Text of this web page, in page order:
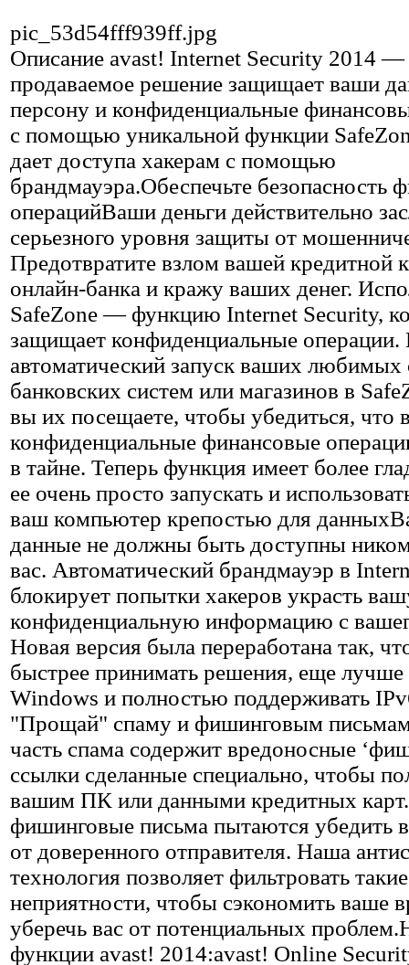
pic_53d54fff939ff.jpg
Описание avast! Internet Security 2014 —
продаваемое решение защищает ваши
персону и конфиденциальные
с помощью уникальной функции
дает доступа хакерам с помощью
брандмауэра.Обеспечьте безопасность
операцийВаши деньги действительно
серьезного уровня защиты от
Предотвратите взлом вашей кредитной
онлайн-банка и кражу ваших денег.
SafeZone — функцию Internet Security,
защищает конфиденциальные операции.
автоматический запуск ваших любимых
банковских систем или магазинов в
вы их посещаете, чтобы убедиться, что
конфиденциальные финансовые
в тайне. Теперь функция имеет более
ее очень просто запускать и
ваш компьютер крепостью для
данные не должны быть доступны
вас. Автоматический брандмауэр в
блокирует попытки хакеров украсть
конфиденциальную информацию с
Новая версия была переработана так,
быстрее принимать решения, еще лучше
Windows и полностью поддерживать
"Прощай" спаму и фишинговым
часть спама содержит вредоносные
ссылки сделанные специально, чтобы
вашим ПК или данными кредитных
фишинговые письма пытаются убедить
от доверенного отправителя. Наша
технология позволяет фильтровать такие
неприятности, чтобы сэкономить ваше
уберечь вас от потенциальных
функции avast! 2014:avast! Online